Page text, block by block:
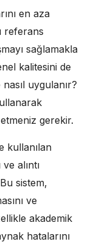
en aza
referans
sağlamakla
kalitesini de
uygulanır?
gerekir.
kullanılan
alıntı
sistem,
ve
akademik
hatalarını